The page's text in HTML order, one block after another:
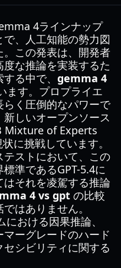
4ラインナップ
、人工知能の勢力図
この発表は、開発者
な推論を実装するた
る中で、 gemma 4
ます。プロプライエ
く圧倒的なパワーで
しいオープンソース
Mixture of Experts
に挑戦しています。
ストにおいて、この
準であるGPT-5.4に
それを凌駕する推論
4 vs gpt の比較
はありません。
おける因果推論、
ーグレードのハード
シビリティに関する